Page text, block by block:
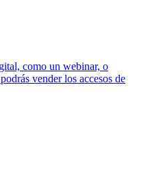
como un webinar, o
vender los accesos de